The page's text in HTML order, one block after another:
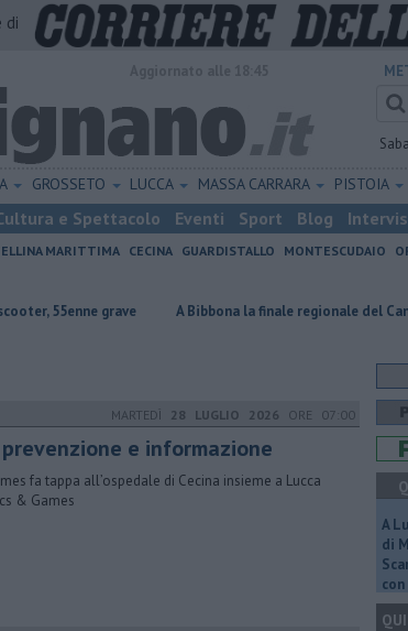
di
GROSSETO LUCCA MASSA CARRARA PISTOIA
e Spettacolo Eventi Sport Blog
MARITTIMA CECINA GUARDISTALLO MONTESCUDAIO
grave A Bibbona la finale regionale del Cantagiro
MARTEDÌ 28 LUGLIO 2026 ORE 07:00
prevenzione e informazione
fa tappa all’ospedale di Cecina insieme a Lucca
& Games
A
di
QUI